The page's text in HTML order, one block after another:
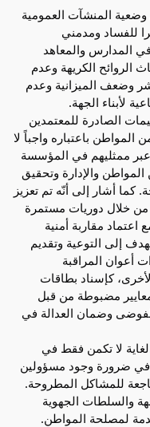
المنشآت العمومية
للفساد ومدمني
المدارس والمعاهد
الروائح الكريهة وعدم
وضعف الميزانية وعدم
لأبناء الجهة.
الصادرة للمعتمدين
باعتباره واجباً لا
عبر ممثليهم في المؤسسة
المواطن والإدارة وتحقيق
كما أشار إلى أنّه تم تعزيز
من خلال دوريات مستمرة
اعتماد مقاربة أمنية
إلى التوعية وتقديم
أعوان المراقبة
كإسناد بطاقات
معايير مضبوطة من قبل
وضمان العدالة في
لا تكمن فقط في
في ضرورة وجود مسؤولين
للمشاكل المطروحة.
والسلطات الجهوية
لمصلحة المواطن.